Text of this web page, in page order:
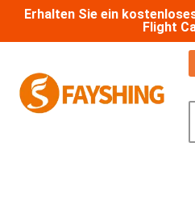
Erhalten Sie ein
Flight